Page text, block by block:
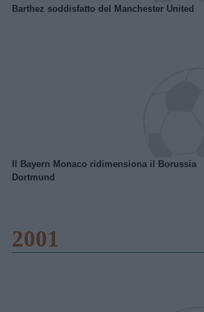
Barthez soddisfatto del Manchester United
Il Bayern Monaco ridimensiona il Borussia
Dortmund
2001